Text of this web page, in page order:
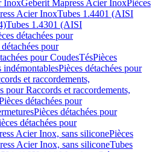
InoxGeberit Mapress Acier InoxPièces
Acier InoxTubes 1.4401 (AISI
Tubes 1.4301 (AISI
détachées pour
pour
pour CoudesTésPièces
indémontablesPièces détachées pour
et raccordements,
pour Raccords et raccordements,
détachées pour
Pièces détachées pour
détachées pour
Acier Inox, sans siliconePièces
Acier Inox, sans siliconeTubes